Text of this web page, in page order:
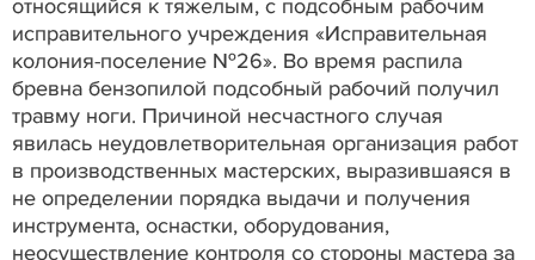
относящийся к тяжелым, с подсобным рабочим
исправительного учреждения «Исправительная
колония-поселение №26». Во время распила
бревна бензопилой подсобный рабочий получил
травму ноги. Причиной несчастного случая
явилась неудовлетворительная организация работ
в производственных мастерских, выразившаяся в
не определении порядка выдачи и получения
инструмента, оснастки, оборудования,
неосуществление контроля со стороны мастера за